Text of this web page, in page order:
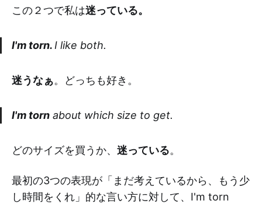
この２つで私は迷っている。
I'm torn. I like both.
迷うなぁ。どっちも好き。
I'm torn about which size to get.
どのサイズを買うか、 迷っている。
最初の3つの表現が「まだ考えているから、もう少
し時間をくれ」的な言い方に対して、I'm torn